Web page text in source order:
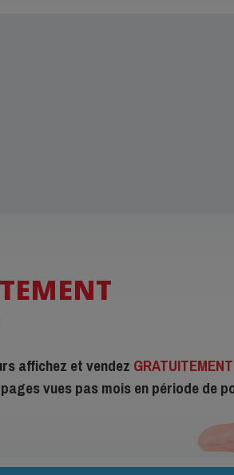
affichez et vendez GRATUITEMENT
vues pas mois en période de